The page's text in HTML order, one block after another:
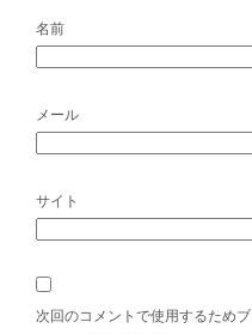
名前
メール
サイト
次回のコメントで使用するため